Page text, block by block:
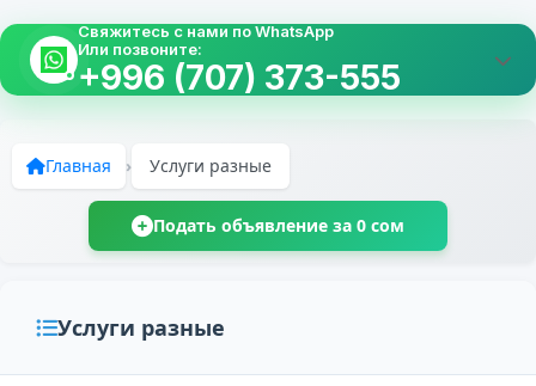
Свяжитесь с нами по WhatsApp
Или позвоните:
+996 (707) 373-555
Главная › Услуги разные
Подать объявление за 0 сом
Услуги разные